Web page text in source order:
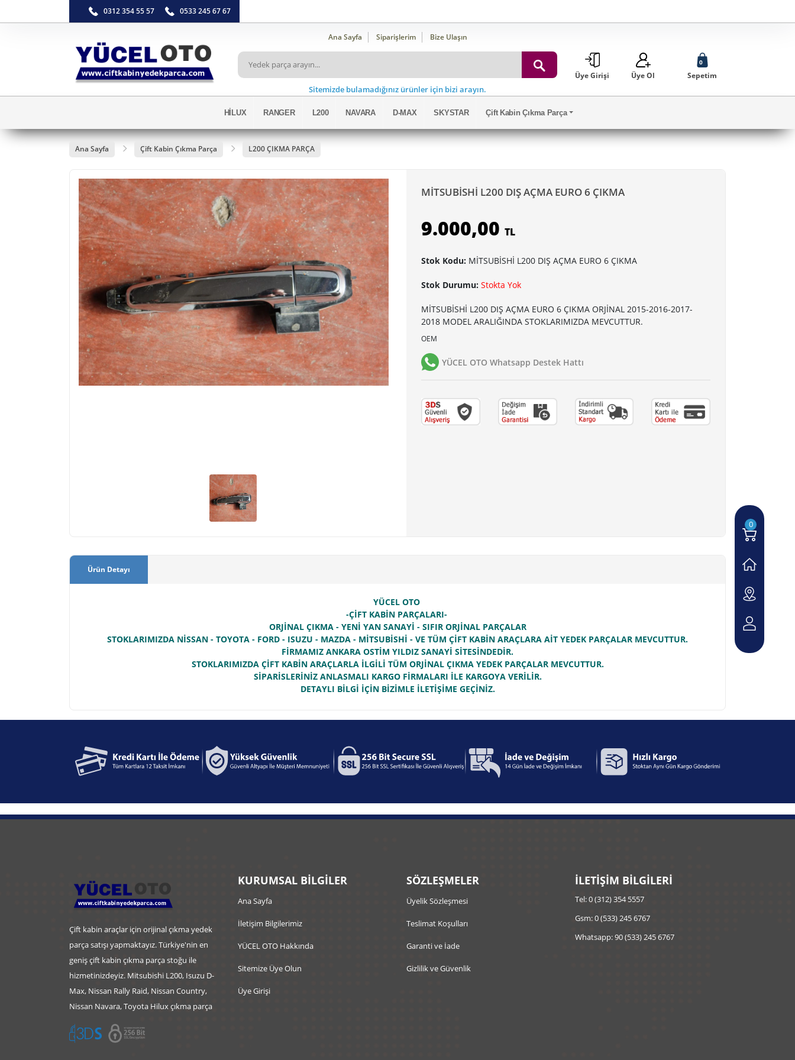
0312 354 55 57 0533 245 67 67
Ana Sayfa Siparişlerim Bize Ulaşın
Sitemizde bulamadığınız ürünler için bizi arayın.
Üye Girişi Üye Ol
0
Sepetim
HİLUX RANGER L200 NAVARA D-MAX SKYSTAR Çift Kabin Çıkma Parça
Ana Sayfa Çift Kabin Çıkma Parça L200 ÇIKMA PARÇA
MİTSUBİSHİ L200 DIŞ AÇMA EURO 6 ÇIKMA
9.000,00 TL
Stok Kodu: MİTSUBİSHİ L200 DIŞ AÇMA EURO 6 ÇIKMA
Stok Durumu: Stokta Yok
MİTSUBİSHİ L200 DIŞ AÇMA EURO 6 ÇIKMA ORJİNAL 2015-2016-2017-
2018 MODEL ARALIĞINDA STOKLARIMIZDA MEVCUTTUR.
OEM
YÜCEL OTO Whatsapp Destek Hattı
Ürün Detayı
YÜCEL OTO
-ÇİFT KABİN PARÇALARI-
ORJİNAL ÇIKMA - YENİ YAN SANAYİ - SIFIR ORJİNAL PARÇALAR
STOKLARIMIZDA NİSSAN - TOYOTA - FORD - ISUZU - MAZDA - MİTSUBİSHİ - VE TÜM ÇİFT KABİN ARAÇLARA AİT YEDEK PARÇALAR MEVCUTTUR.
FİRMAMIZ ANKARA OSTİM YILDIZ SANAYİ SİTESİNDEDİR.
STOKLARIMIZDA ÇİFT KABİN ARAÇLARLA İLGİLİ TÜM ORJİNAL ÇIKMA YEDEK PARÇALAR MEVCUTTUR.
SİPARİSLERİNİZ ANLASMALI KARGO FİRMALARI İLE KARGOYA VERİLİR.
DETAYLI BİLGİ İÇİN BİZİMLE İLETİŞİME GEÇİNİZ.
0
Çift kabin araçlar için orijinal çıkma yedek
parça satışı yapmaktayız. Türkiye'nin en
geniş çift kabin çıkma parça stoğu ile
hizmetinizdeyiz. Mitsubishi L200, Isuzu D-
Max, Nissan Rally Raid, Nissan Country,
Nissan Navara, Toyota Hilux çıkma parça
KURUMSAL BİLGİLER
Ana Sayfa
İletişim Bilgilerimiz
YÜCEL OTO Hakkında
Sitemize Üye Olun
Üye Girişi
SÖZLEŞMELER
Üyelik Sözleşmesi
Teslimat Koşulları
Garanti ve İade
Gizlilik ve Güvenlik
İLETİŞİM BİLGİLERİ
Tel: 0 (312) 354 5557
Gsm: 0 (533) 245 6767
Whatsapp: 90 (533) 245 6767